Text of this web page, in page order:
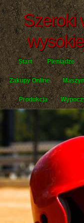
Szeroki
Start Pieniądze
Zakupy Online
Produkcja